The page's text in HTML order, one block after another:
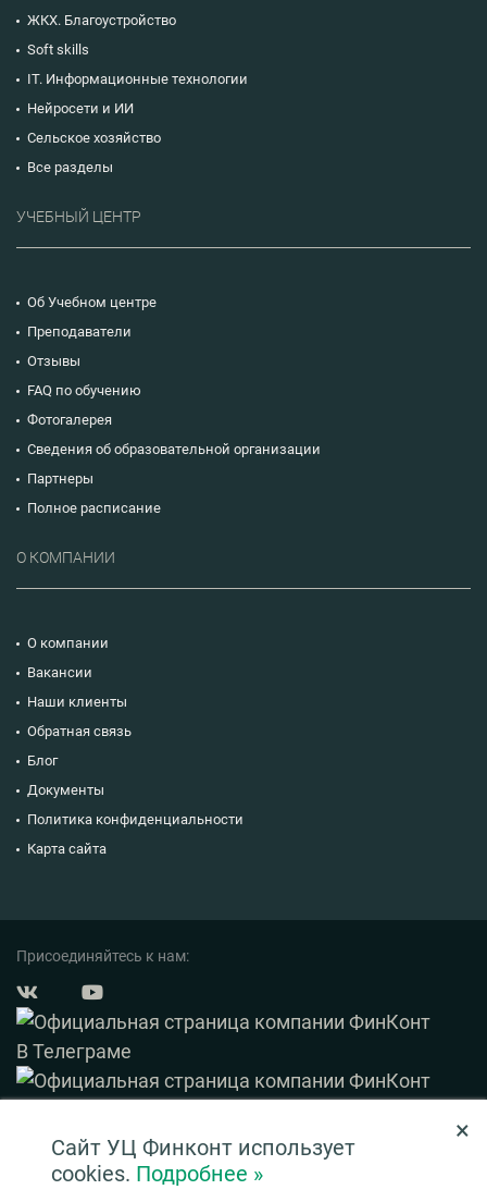
ЖКХ. Благоустройство
Soft skills
IT. Информационные технологии
Нейросети и ИИ
Сельское хозяйство
Все разделы
УЧЕБНЫЙ ЦЕНТР
Об Учебном центре
Преподаватели
Отзывы
FAQ по обучению
Фотогалерея
Сведения об образовательной организации
Партнеры
Полное расписание
О КОМПАНИИ
О компании
Вакансии
Наши клиенты
Обратная связь
Блог
Документы
Политика конфиденциальности
Карта сайта
Присоединяйтесь к нам:
Нашли ошибку? Выделите ее и нажмите Ctrl+Enter
×
Сайт УЦ Финконт использует
cookies. Подробнее »